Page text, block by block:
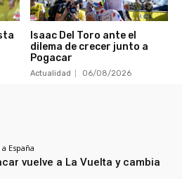
Isaac Del Toro ante el
dilema de crecer junto a
Pogacar
Actualidad 06/08/2026
España
vuelve a La Vuelta y cambia